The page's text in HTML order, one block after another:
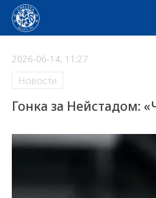
2026-06-14, 11:27
Новости
Гонка за Нейстадом: